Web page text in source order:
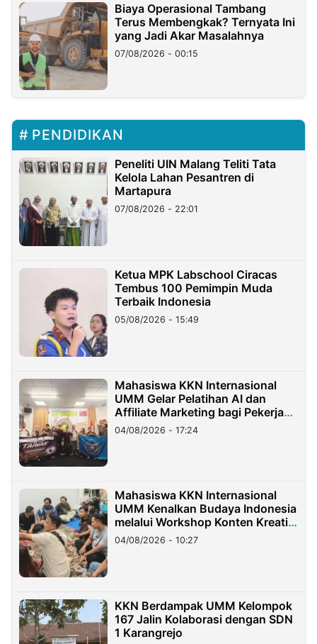
Biaya Operasional Tambang
Terus Membengkak? Ternyata Ini
yang Jadi Akar Masalahnya
07/08/2026 - 00:15
PENDIDIKAN
Peneliti UIN Malang Teliti Tata
Kelola Lahan Pesantren di
Martapura
07/08/2026 - 22:01
Ketua MPK Labschool Ciracas
Tembus 100 Pemimpin Muda
Terbaik Indonesia
05/08/2026 - 15:49
Mahasiswa KKN Internasional
UMM Gelar Pelatihan AI dan
Affiliate Marketing bagi Pekerja
Migran Indonesia di Taiwan
04/08/2026 - 17:24
Mahasiswa KKN Internasional
UMM Kenalkan Budaya Indonesia
melalui Workshop Konten Kreatif
di Taiwan
04/08/2026 - 10:27
KKN Berdampak UMM Kelompok
167 Jalin Kolaborasi dengan SDN
1 Karangrejo